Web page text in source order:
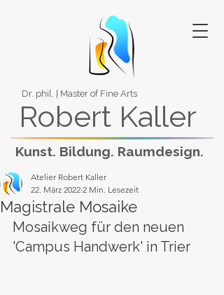
Robert Kaller
Kunst. Bildung. Raumdesign.
Dr. phil. | Master of Fine Arts
Magistrale Mosaike
Atelier Robert Kaller
22. März 2022 2 Min. Lesezeit
Mosaikweg für den neuen
'Campus Handwerk' in Trier